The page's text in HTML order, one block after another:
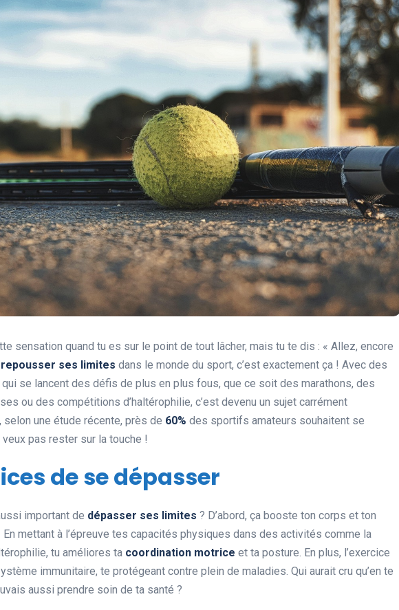
sensation quand tu es sur le point de tout lâcher, mais tu te dis : « Allez, encore
repousser ses limites dans le monde du sport, c’est exactement ça ! Avec des
se lancent des défis de plus en plus fous, que ce soit des marathons, des
ou des compétitions d’haltérophilie, c’est devenu un sujet carrément
selon une étude récente, près de 60% des sportifs amateurs souhaitent se
pas rester sur la touche !
de se dépasser
important de dépasser ses limites ? D’abord, ça booste ton corps et ton
En mettant à l’épreuve tes capacités physiques dans des activités comme la
tu améliores ta coordination motrice et ta posture. En plus, l’exercice
immunitaire, te protégeant contre plein de maladies. Qui aurait cru qu’en te
aussi prendre soin de ta santé ?